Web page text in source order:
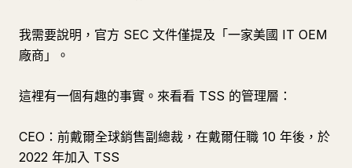
我需要說明，官方 SEC 文件僅提及「一家美國 IT OEM
廠商」。
這裡有一個有趣的事實。來看看 TSS 的管理層：
CEO：前戴爾全球銷售副總裁，在戴爾任職 10 年後，於
2022 年加入 TSS